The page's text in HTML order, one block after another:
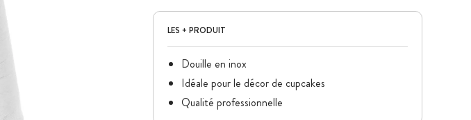
LES + PRODUIT
Douille en inox
Idéale pour le décor de cupcakes
Qualité professionnelle